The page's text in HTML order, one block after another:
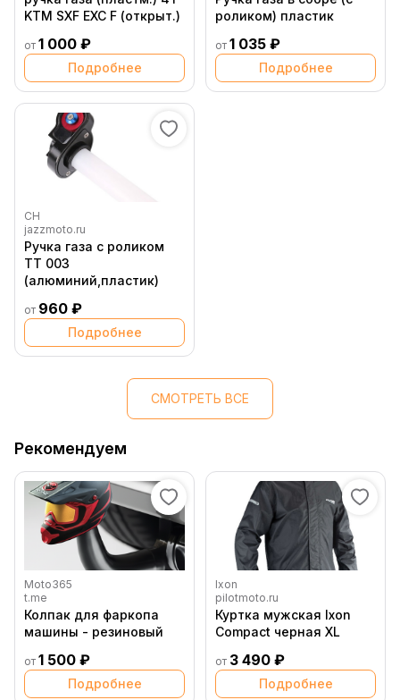
KTM SXF EXC F (открыт.)
от 1 000 ₽
Подробнее
роликом) пластик
от 1 035 ₽
Подробнее
CH
jazzmoto.ru
Ручка газа с роликом
ТТ 003
(алюминий,пластик)
от 960 ₽
Подробнее
СМОТРЕТЬ ВСЕ
Рекомендуем
Moto365
t.me
Колпак для фаркопа
машины - резиновый
от 1 500 ₽
Подробнее
Ixon
pilotmoto.ru
Куртка мужская Ixon
Compact черная XL
от 3 490 ₽
Подробнее